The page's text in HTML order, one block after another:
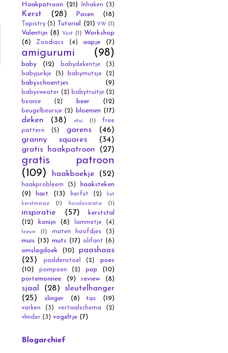
Haakpatroon (21) Inhaken (3)
Kerst (28) Pasen (18)
Tapistry (5) Tutorial (21) VW (1)
Valentijn (8) Vest (1)
Workshop
(8)
Zoodiacs (4) aapje (7)
amigurumi (98)
baby (12) babydekentje
(3)
babyjurkje
(5) babymutsje (2)
babyschoentjes (9)
babysweater (2) babytruitje (2)
beanie
(2) beer (12)
beugelbeursje (2) bloemen (17)
deken (38) etui (1)
free
pattern
(5) garens
(46)
granny squares
(34)
gratis haakpatroon
(27)
gratis patroon
(109)
haakboekje (52)
haakprobleem (5)
haaksteken
(9)
hart (13) herfst (2)
het
kerstmeisje
(1) huisdecoratie (1)
inspiratie (57)
kerststal
(12)
konijn (8) lammetje (4)
leeuw (1) maten hoofdjes (3)
muis (13) muts (17) olifant (6)
omslagdoek (10)
paashaas
(23)
paddenstoel (2)
poes
(10)
pompoen (2) pop
(10)
portemonnee
(9) review (8)
sjaal (28)
sleutelhanger
(25)
slinger (8) tas (19)
varken (3) vertaalschema
(2)
vlinder (3) vogeltje (7)
Blogarchief